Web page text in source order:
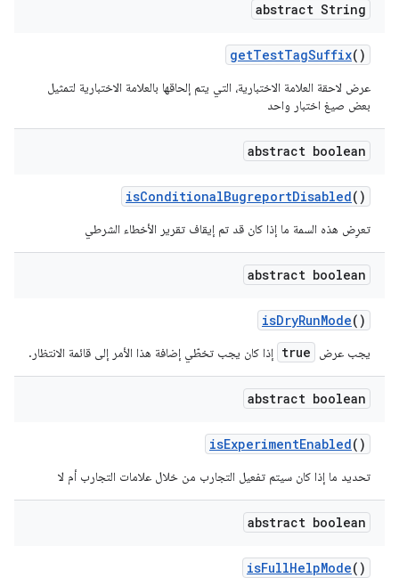
abstract String
getTestTagSuffix()
عرض لاحقة العلامة الاختبارية، التي يتم إلحاقها بالعلامة الاختبارية لتمثيل
بعض صيغ اختبار واحد
abstract boolean
isConditionalBugreportDisabled()
تعرِض هذه السمة ما إذا كان قد تم إيقاف تقرير الأخطاء الشرطي
abstract boolean
isDryRunMode()
يجب عرض true إذا كان يجب تخطّي إضافة هذا الأمر إلى قائمة الانتظار.
abstract boolean
isExperimentEnabled()
تحديد ما إذا كان سيتم تفعيل التجارب من خلال علامات التجارب أم لا
abstract boolean
isFullHelpMode()